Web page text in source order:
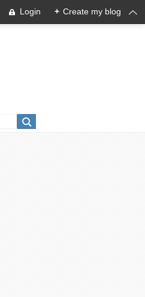
Login + Create my blog